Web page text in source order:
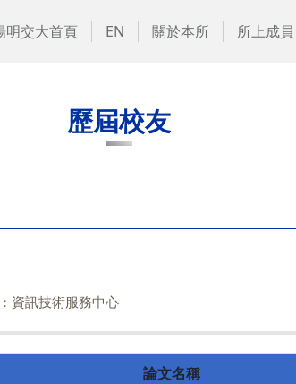
明交大首頁 EN 關於本所 所上成員
歷屆校友
資訊技術服務中心
論文名稱